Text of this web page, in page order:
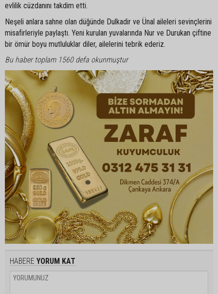
evlilik cüzdanını takdim etti.
Neşeli anlara sahne olan düğünde Dulkadir ve Ünal aileleri sevinçlerini
misafirleriyle paylaştı. Yeni kurulan yuvalarında Nur ve Durukan çiftine
bir ömür boyu mutluluklar diler, ailelerini tebrik ederiz.
Bu haber toplam 1560 defa okunmuştur
HABERE YORUM KAT